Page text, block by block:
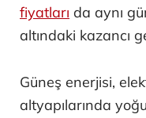
fiyatları da aynı
altındaki kazancı
Güneş enerjisi,
altyapılarında